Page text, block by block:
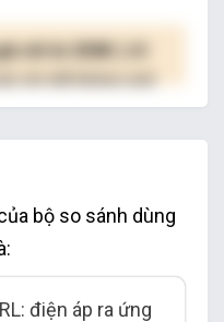
chỉ từ 250K )
bộ so sánh dùng
điện áp ra ứng